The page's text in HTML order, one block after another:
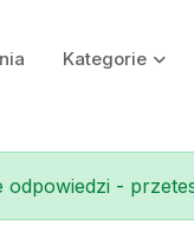
Kategorie
odpowiedzi -